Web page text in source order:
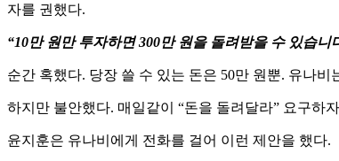
자를 권했다.
“10만 원만 투자하면 300만 원을 돌려받을 수 있습니
순간 혹했다. 당장 쓸 수 있는 돈은 50만 원뿐. 유나
하지만 불안했다. 매일같이 “돈을 돌려달라” 요구하
윤지훈은 유나비에게 전화를 걸어 이런 제안을 했다.